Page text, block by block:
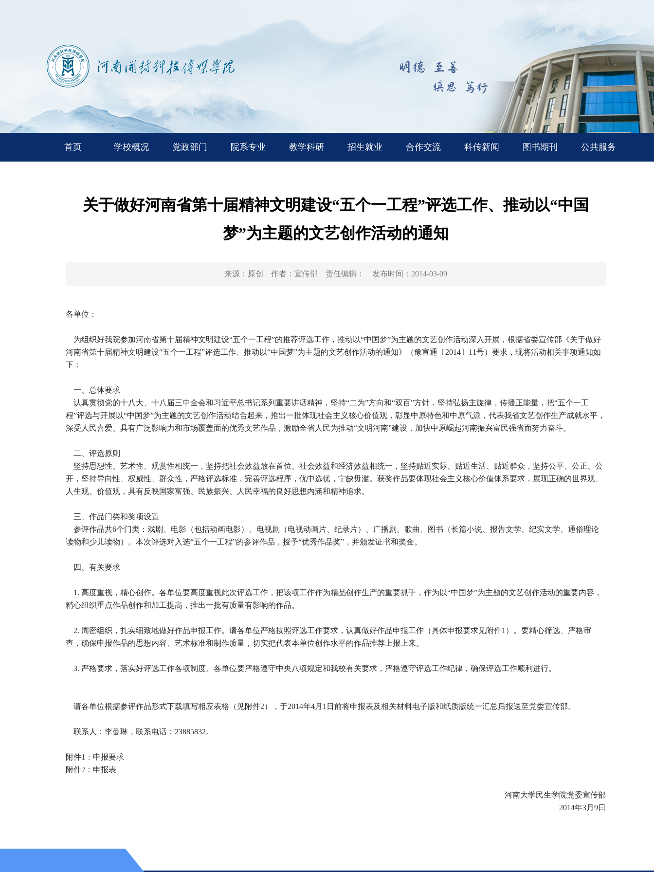
首页 学校概况 党政部门 院系专业 教学科研 招生就业 合作交流 科传新闻 图书期刊 公共服务
关于做好河南省第十届精神文明建设“五个一工程”评选工作、推动以“中国
梦”为主题的文艺创作活动的通知
来源： 原创 作者： 宣传部 责任编辑： 发布时间： 2014-03-09
各单位：
为组织好我院参加河南省第十届精神文明建设“五个一工程”的推荐评选工作，推动以“中国梦”为主题的文艺创作活动深入开展，根据省委宣传部《关于做好
河南省第十届精神文明建设“五个一工程”评选工作、推动以“中国梦”为主题的文艺创作活动的通知》（豫宣通〔2014〕11号）要求，现将活动相关事项通知如
下：
一、总体要求
认真贯彻党的十八大、十八届三中全会和习近平总书记系列重要讲话精神，坚持“二为”方向和“双百”方针，坚持弘扬主旋律，传播正能量，把“五个一工
程”评选与开展以“中国梦”为主题的文艺创作活动结合起来，推出一批体现社会主义核心价值观，彰显中原特色和中原气派，代表我省文艺创作生产成就水平，
深受人民喜爱、具有广泛影响力和市场覆盖面的优秀文艺作品，激励全省人民为推动“文明河南”建设，加快中原崛起河南振兴富民强省而努力奋斗。
二、评选原则
坚持思想性、艺术性、观赏性相统一，坚持把社会效益放在首位、社会效益和经济效益相统一，坚持贴近实际、贴近生活、贴近群众，坚持公平、公正、公
开，坚持导向性、权威性、群众性，严格评选标准，完善评选程序，优中选优，宁缺毋滥。获奖作品要体现社会主义核心价值体系要求，展现正确的世界观、
人生观、价值观，具有反映国家富强、民族振兴、人民幸福的良好思想内涵和精神追求。
三、作品门类和奖项设置
参评作品共6个门类：戏剧、电影（包括动画电影）、电视剧（电视动画片、纪录片）、广播剧、歌曲、图书（长篇小说、报告文学、纪实文学、通俗理论
读物和少儿读物）。本次评选对入选“五个一工程”的参评作品，授予“优秀作品奖”，并颁发证书和奖金。
四、有关要求
1. 高度重视，精心创作。各单位要高度重视此次评选工作，把该项工作作为精品创作生产的重要抓手，作为以“中国梦”为主题的文艺创作活动的重要内容，
精心组织重点作品创作和加工提高，推出一批有质量有影响的作品。
2. 周密组织，扎实细致地做好作品申报工作。请各单位严格按照评选工作要求，认真做好作品申报工作（具体申报要求见附件1）。要精心筛选、严格审
查，确保申报作品的思想内容、艺术标准和制作质量，切实把代表本单位创作水平的作品推荐上报上来。
3. 严格要求，落实好评选工作各项制度。各单位要严格遵守中央八项规定和我校有关要求，严格遵守评选工作纪律，确保评选工作顺利进行。
请各单位根据参评作品形式下载填写相应表格（见附件2），于2014年4月1日前将申报表及相关材料电子版和纸质版统一汇总后报送至党委宣传部。
联系人：李曼琳，联系电话：23885832。
附件1：申报要求
附件2：申报表
河南大学民生学院党委宣传部
2014年3月9日